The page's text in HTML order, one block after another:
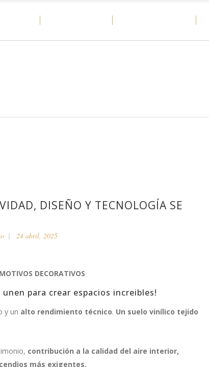
DISEÑO Y TECNOLOGÍA SE
24 abril, 2025
DECORATIVOS
para crear espacios increibles!
y un alto rendimiento técnico. Un suelo vinílico tejido
contribución a la calidad del aire interior,
más exigentes.